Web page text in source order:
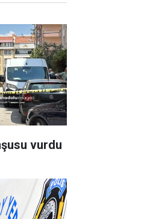
vurdu